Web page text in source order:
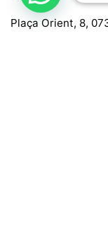
Plaça Orient, 8,